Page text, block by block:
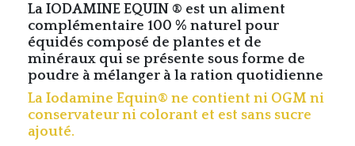
La IODAMINE EQUIN ® est un aliment
complémentaire 100 % naturel pour
équidés composé de plantes et de
minéraux qui se présente sous forme de
poudre à mélanger à la ration quotidienne
La Iodamine Equin® ne contient ni OGM ni
conservateur ni colorant et est sans sucre
ajouté.